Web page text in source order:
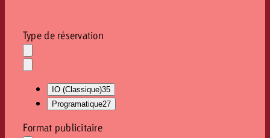
Type de réservation
Effacer
la
Ouvrir
menu
déroulant
IO (Classique)35
Programatique27
Format publicitaire